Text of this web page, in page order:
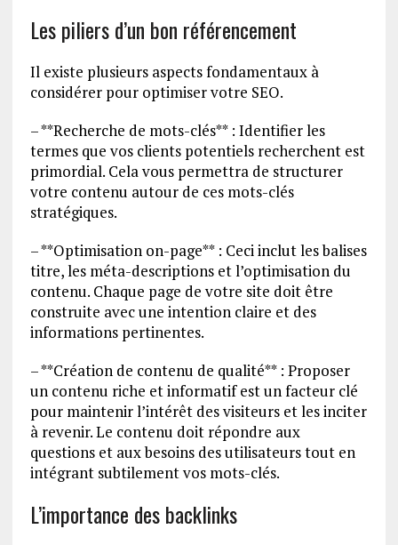
Les piliers d’un bon référencement
Il existe plusieurs aspects fondamentaux à
considérer pour optimiser votre SEO.
– **Recherche de mots-clés** : Identifier les
termes que vos clients potentiels recherchent est
primordial. Cela vous permettra de structurer
votre contenu autour de ces mots-clés
stratégiques.
– **Optimisation on-page** : Ceci inclut les balises
titre, les méta-descriptions et l’optimisation du
contenu. Chaque page de votre site doit être
construite avec une intention claire et des
informations pertinentes.
– **Création de contenu de qualité** : Proposer
un contenu riche et informatif est un facteur clé
pour maintenir l’intérêt des visiteurs et les inciter
à revenir. Le contenu doit répondre aux
questions et aux besoins des utilisateurs tout en
intégrant subtilement vos mots-clés.
L’importance des backlinks